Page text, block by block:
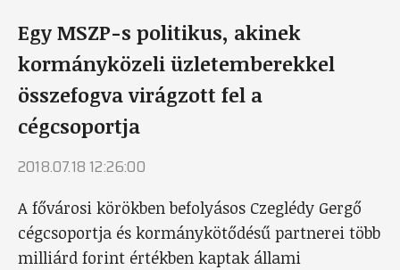
Egy MSZP-s politikus, akinek
kormányközeli üzletemberekkel
összefogva virágzott fel a
cégcsoportja
2018.07.18 12:26:00
A fővárosi körökben befolyásos Czeglédy Gergő
cégcsoportja és kormánykötődésű partnerei több
milliárd forint értékben kaptak állami